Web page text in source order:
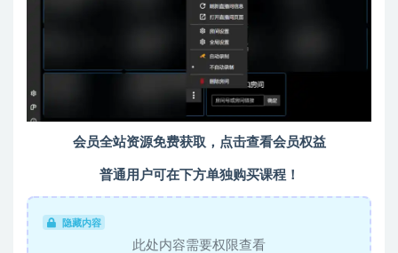
会员全站资源免费获取，点击查看会员权益
普通用户可在下方单独购买课程！
隐藏内容
此处内容需要权限查看